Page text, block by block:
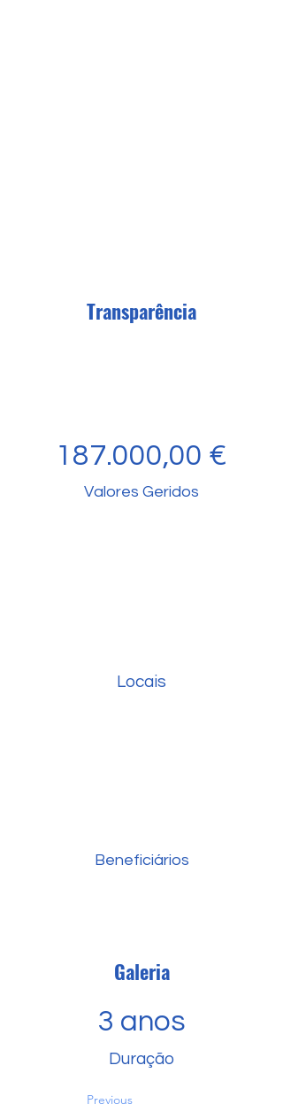
Transparência
187.000,00 €
Valores Geridos
Locais
Beneficiários
3 anos
Duração
Galeria
Previous